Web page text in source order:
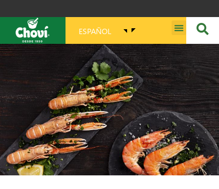
ESPAÑOL